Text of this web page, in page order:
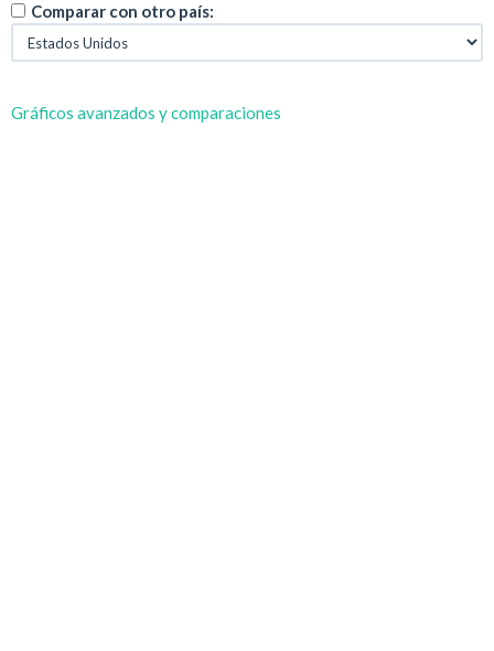
Comparar con otro país:
Gráficos avanzados y comparaciones